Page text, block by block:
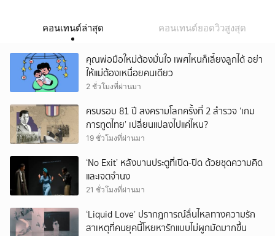
คอนเทนต์ล่าสุด คอนเทนต์ยอดวิวสูงสุด
คุณพ่อมือใหม่ต้องมั่นใจ เพศไหนก็เลี้ยงลูกได้ อย่า
ให้แม่ต้องเหนื่อยคนเดียว
2 ชั่วโมงที่ผ่านมา
ครบรอบ 81 ปี สงครามโลกครั้งที่ 2 สำรวจ ‘เกม
การทูตไทย’ เปลี่ยนแปลงไปแค่ไหน?
19 ชั่วโมงที่ผ่านมา
‘No Exit’ หลังบานประตูที่เปิด-ปิด ด้วยชุดความคิด
และเจตจำนง
21 ชั่วโมงที่ผ่านมา
‘Liquid Love’ ปรากฏการณ์ลื่นไหลทางความรัก
สาเหตุที่คนยุคนี้โหยหารักแบบไม่ผูกมัดมากขึ้น